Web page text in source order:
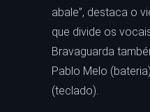
abale”, destaca o
que divide os
Bravaguarda
Pablo Melo
(teclado).